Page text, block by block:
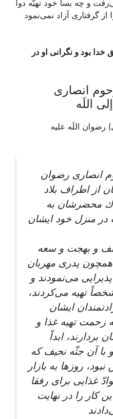
و چه بسا خود تهيّه دوا
از گرفتارى آزاد نمی‌‏نمود
بود و نگرانى او در
انصارى
اللَه‏
رضوان اللَه عليه
انصارى رضوان
از اطراف بلاد
محضرشان به
منزل خود ايشان
و بهجت و سعه
پدرى مهربان
می‌‏نمودند و
تهيه می‌‏كردند،
ايشان
زحمت تهيه غذا و
بردارند، ابداً
با آن جثّه نحيف كه
روزها به بازار
غذايى براى رفقا
كار را در نهايت